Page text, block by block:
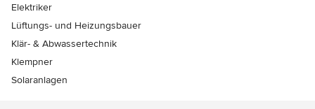
Elektriker
Lüftungs- und Heizungsbauer
Klär- & Abwassertechnik
Klempner
Solaranlagen